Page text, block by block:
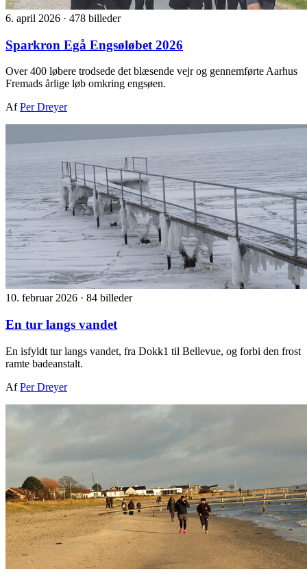
6. april 2026 · 478 billeder
Sparkron Egå Engsøløbet 2026
Over 400 løbere trodsede det blæsende vejr og gennemførte Aarhus
Fremads årlige løb omkring engsøen.
AfPer Dreyer
10. februar 2026 · 84 billeder
En tur langs vandet
En isfyldt tur langs vandet, fra Dokk1 til Bellevue, og forbi den frost
ramte badeanstalt.
AfPer Dreyer